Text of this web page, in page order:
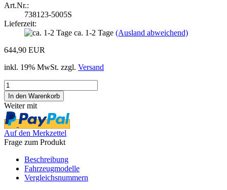
Art.Nr.:
738123-5005S
Lieferzeit:
ca. 1-2 Tage (Ausland abweichend)
644,90 EUR
inkl. 19% MwSt. zzgl. Versand
Weiter mit
Auf den Merkzettel
Frage zum Produkt
Beschreibung
Fahrzeugmodelle
Vergleichsnummern